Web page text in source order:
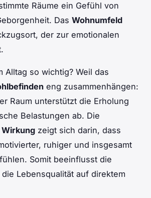
Räume ein Gefühl von
Das Wohnumfeld
der zur emotionalen
Alltag so wichtig? Weil das
eng zusammenhängen:
Raum unterstützt die Erholung
Belastungen ab. Die
zeigt sich darin, dass
ruhiger und insgesamt
Somit beeinflusst die
Lebensqualität auf direktem